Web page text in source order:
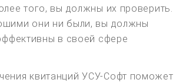
того, вы должны их проверить.
они ни были, вы должны
в своей сфере
квитанций УСУ-Софт поможет